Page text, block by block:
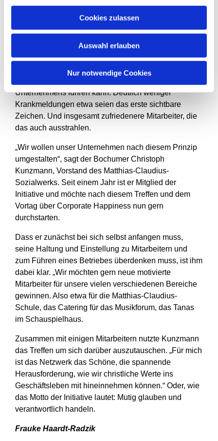
Cookies zulassen
Auswahl erlauben
Nur notwendige Cookies
die mitmachen, sollten das vollkommen freiwillig tun.
Dieses Umdenken sei kein leichter Weg, so der
Vortragende, der jedoch, das belegte auch der
Erfahrungsbericht der Betriebsrätin eines regionalen
Unternehmens, wenn er einmal beschritten wurde, zu
Unternehmens führen kann. Deutlich weniger
Krankmeldungen etwa seien das erste sichtbare
Zeichen. Und insgesamt zufriedenere Mitarbeiter, die
das auch ausstrahlen.
„Wir wollen unser Unternehmen nach diesem Prinzip
umgestalten“, sagt der Bochumer Christoph
Kunzmann, Vorstand des Matthias-Claudius-
Sozialwerks. Seit einem Jahr ist er Mitglied der
Initiative und möchte nach diesem Treffen und dem
Vortag über Corporate Happiness nun gern
durchstarten.
Dass er zunächst bei sich selbst anfangen muss,
seine Haltung und Einstellung zu Mitarbeitern und
zum Führen eines Betriebes überdenken muss, ist ihm
dabei klar. „Wir möchten gern neue motivierte
Mitarbeiter für unsere vielen verschiedenen Bereiche
gewinnen. Also etwa für die Matthias-Claudius-
Schule, das Catering für das Musikforum, das Tanas
im Schauspielhaus.
Zusammen mit einigen Mitarbeitern nutzte Kunzmann
das Treffen um sich darüber auszutauschen. „Für mich
ist das Netzwerk das Schöne, die spannende
Herausforderung, wie wir christliche Werte ins
Geschäftsleben mit hineinnehmen können.“ Oder, wie
das Motto der Initiative lautet: Mutig glauben und
verantwortlich handeln.
Frauke Haardt-Radzik